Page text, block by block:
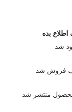
بده
شد
فروش شد
منتشر شد